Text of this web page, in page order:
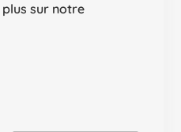
sur notre